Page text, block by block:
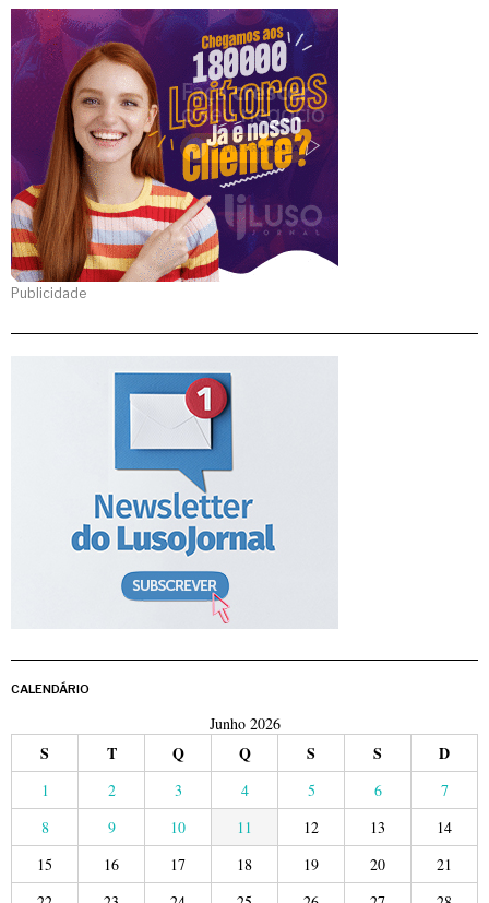
Publicidade
CALENDÁRIO
Junho 2026
S T Q Q S S D
1 2 3 4 5 6
7
8
9 10 11 12 13
14
15
16 17 18 19 20
21